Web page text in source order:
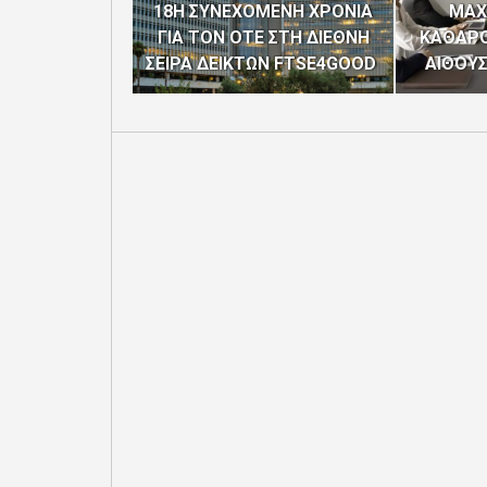
18Η ΣΥΝΕΧΟΜΕΝΗ ΧΡΟΝΙΑ
ΓΙΑ ΤΟΝ ΟΤΕ ΣΤΗ ΔΙΕΘΝΗ
ΣΕΙΡΑ ΔΕΙΚΤΩΝ FTSE4GOOD